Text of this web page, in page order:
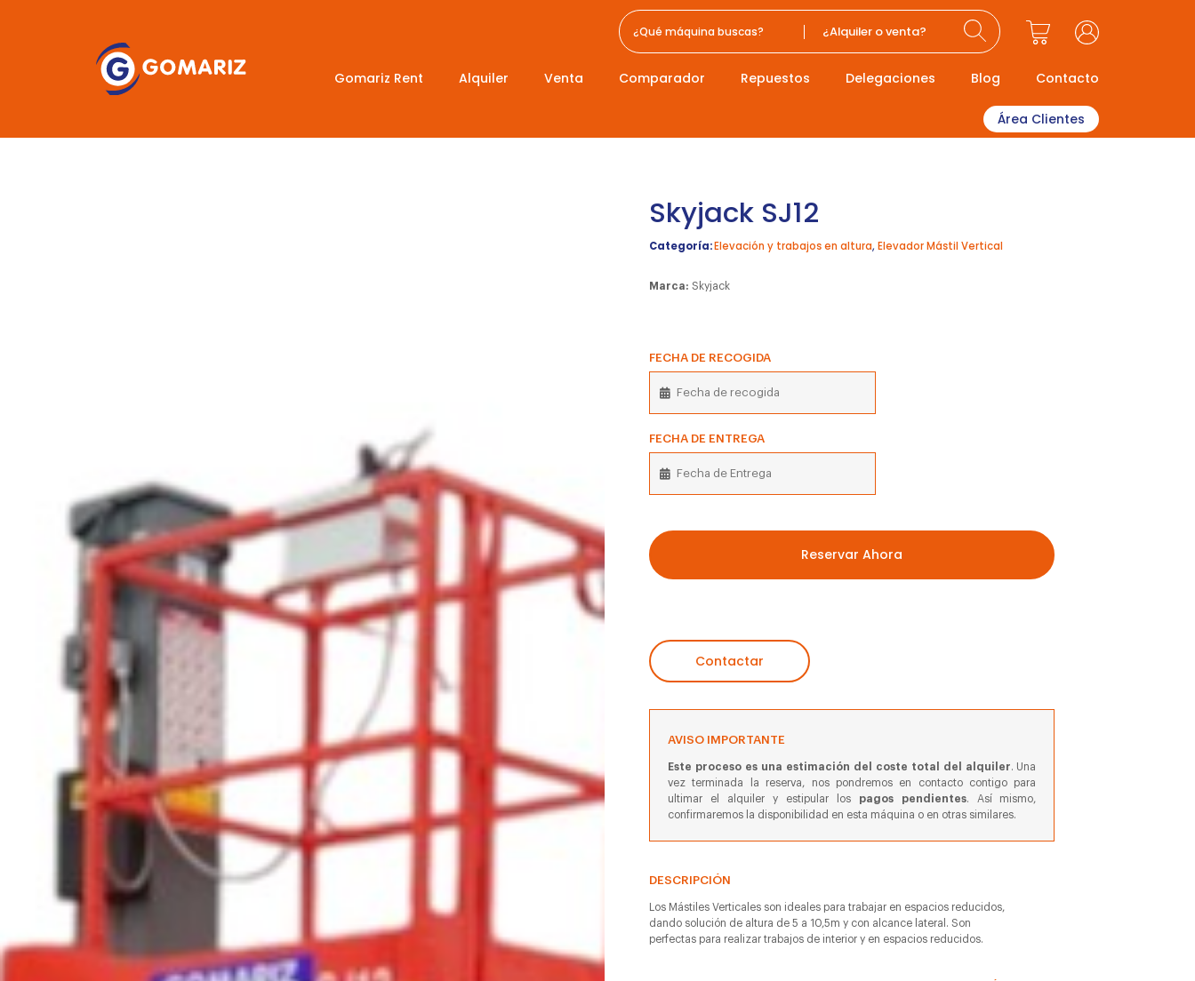
¿Alquiler o venta?
Gomariz Rent Alquiler Venta Comparador Repuestos Delegaciones Blog Contacto
Área Clientes
Skyjack SJ12
Categoría:Elevación y trabajos en altura,Elevador Mástil Vertical
Marca:Skyjack
FECHA DE RECOGIDA
FECHA DE ENTREGA
Reservar Ahora
Contactar
AVISO IMPORTANTE
Este proceso es una estimación del coste total del alquiler. Una
vez terminada la reserva, nos pondremos en contacto contigo para
ultimar el alquiler y estipular los
pagos pendientes. Así mismo,
confirmaremos la disponibilidad en esta máquina o en otras similares.
DESCRIPCIÓN
Los Mástiles Verticales son ideales para trabajar en espacios reducidos,
dando solución de altura de 5 a 10,5m y con alcance lateral. Son
perfectas para realizar trabajos de interior y en espacios reducidos.